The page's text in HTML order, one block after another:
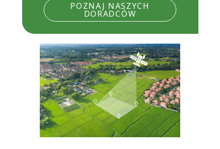
POZNAJ NASZYCH
DORADCÓW